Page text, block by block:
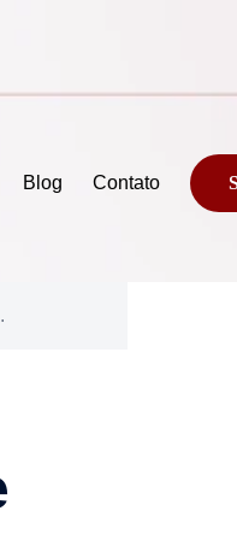
Blog Contato